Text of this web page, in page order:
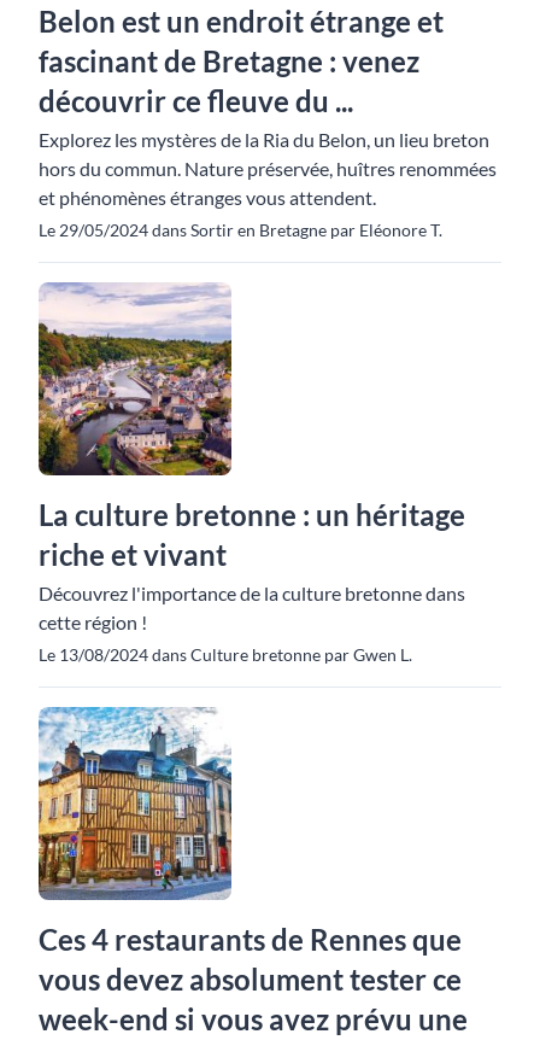
Belon est un endroit étrange et
fascinant de Bretagne : venez
découvrir ce fleuve du ...
Explorez les mystères de la Ria du Belon, un lieu breton
hors du commun. Nature préservée, huîtres renommées
et phénomènes étranges vous attendent.
Le 29/05/2024 dans Sortir en Bretagne par Eléonore T.
La culture bretonne : un héritage
riche et vivant
Découvrez l'importance de la culture bretonne dans
cette région !
Le 13/08/2024 dans Culture bretonne par Gwen L.
Ces 4 restaurants de Rennes que
vous devez absolument tester ce
week-end si vous avez prévu une